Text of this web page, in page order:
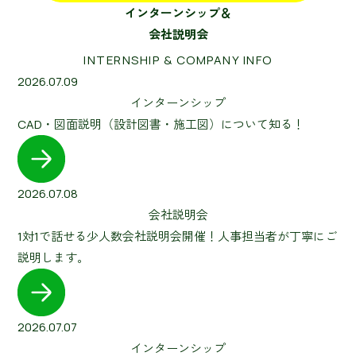
インターンシップ＆
会社説明会
INTERNSHIP & COMPANY INFO
2026.07.09
インターンシップ
CAD・図面説明（設計図書・施工図）について知る！
2026.07.08
会社説明会
1対1で話せる少人数会社説明会開催！人事担当者が丁寧にご
説明します。
2026.07.07
インターンシップ